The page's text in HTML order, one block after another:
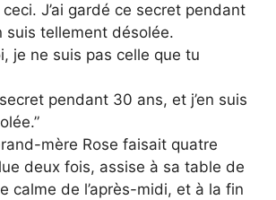
J’ai gardé ce secret pendant
suis tellement désolée.
je ne suis pas celle que tu
secret pendant 30 ans, et j’en suis
mère Rose faisait quatre
deux fois, assise à sa table de
calme de l’après-midi, et à la fin